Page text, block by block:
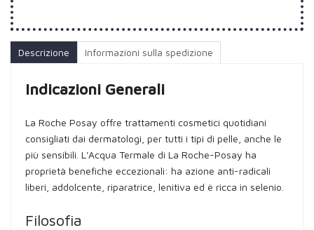
Descrizione Informazioni sulla spedizione
Indicazioni Generali
La Roche Posay offre trattamenti cosmetici quotidiani
consigliati dai dermatologi, per tutti i tipi di pelle, anche le
più sensibili. L'Acqua Termale di La Roche-Posay ha
proprietà benefiche eccezionali: ha azione anti-radicali
liberi, addolcente, riparatrice, lenitiva ed è ricca in selenio.
Filosofia